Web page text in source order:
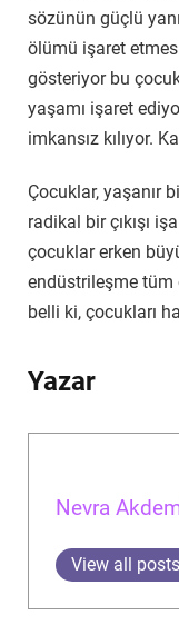
sözünün güçlü
ölümü işaret
gösteriyor bu
yaşamı işaret
imkansız kılıyor.
Çocuklar, yaşanır
radikal bir çıkışı
çocuklar erken
endüstrileşme tüm
belli ki, çocukları
Yazar
Nevra
View all posts